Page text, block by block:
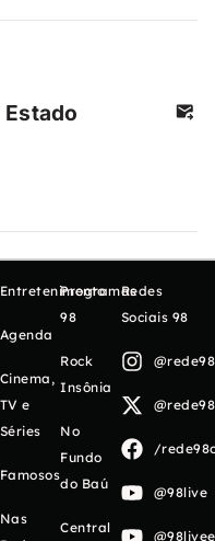
Entretenimento
Agenda
Cinema,
TV e
Séries
Famosos
Nas
Programas
98
Rock
Insônia
No
Fundo
do Baú
Central
Redes
Sociais 98
/
@98live